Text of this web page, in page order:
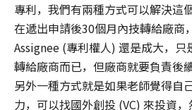
專利，我們有兩種方式可以解決這
在遞出申請後30個月內技轉給廠商
Assignee (專利權人) 還是成大，
轉給廠商而已，但廠商就要負責後
另外一種方式就是如果老師覺得自
力，可以找國外創投 (VC) 來投資